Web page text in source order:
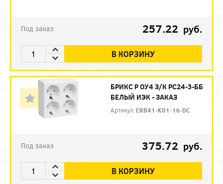
Под заказ 257.22 руб.
В КОРЗИНУ
БРИКС Р ОУ4 З/К РС24-3-ББ
БЕЛЫЙ ИЭК - ЗАКАЗ
Артикул: ERB41-K01-16-DC
Под заказ 375.72 руб.
В КОРЗИНУ